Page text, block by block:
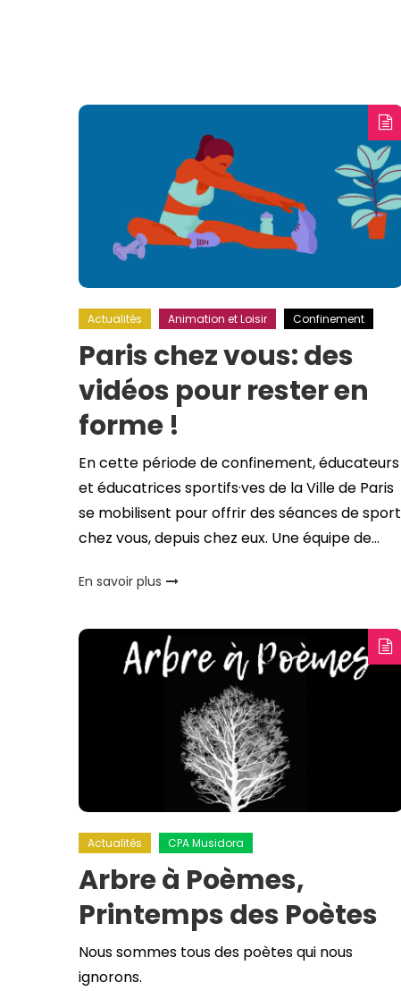
Actualités Animation et Loisir Confinement
Paris chez vous: des
vidéos pour rester en
forme !
En cette période de confinement, éducateurs
et éducatrices sportifs·ves de la Ville de Paris
se mobilisent pour offrir des séances de sport
chez vous, depuis chez eux. Une équipe de…
En savoir plus
Actualités CPA Musidora
Arbre à Poèmes,
Printemps des Poètes
Nous sommes tous des poètes qui nous
ignorons.